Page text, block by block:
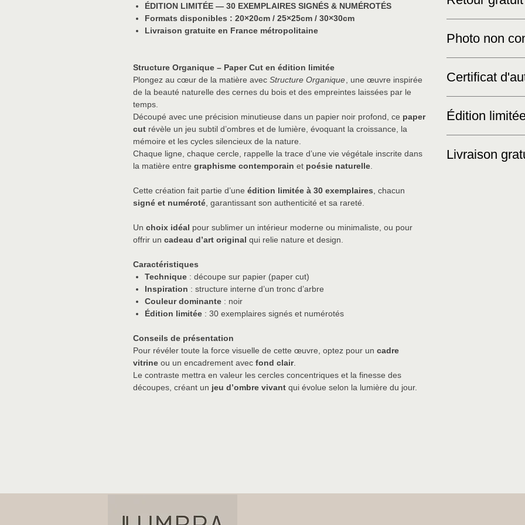
ÉDITION LIMITÉE — 30 EXEMPLAIRES SIGNÉS & NUMÉROTÉS
Formats disponibles : 20×20cm / 25×25cm / 30×30cm
Livraison gratuite en France métropolitaine
Structure Organique – Paper Cut en édition limitée
Plongez au cœur de la matière avec Structure Organique, une œuvre inspirée
de la beauté naturelle des cernes du bois et des empreintes laissées par le
temps.
Découpé avec une précision minutieuse dans un papier noir profond, ce paper
cut révèle un jeu subtil d’ombres et de lumière, évoquant la croissance, la
mémoire et les cycles silencieux de la nature.
Chaque ligne, chaque cercle, rappelle la trace d’une vie végétale inscrite dans
la matière entre graphisme contemporain et poésie naturelle.
Cette création fait partie d’une édition limitée à 30 exemplaires, chacun
signé et numéroté, garantissant son authenticité et sa rareté.
Un choix idéal pour sublimer un intérieur moderne ou minimaliste, ou pour
offrir un cadeau d’art original qui relie nature et design.
Caractéristiques
Technique : découpe sur papier (paper cut)
Inspiration : structure interne d’un tronc d’arbre
Couleur dominante : noir
Édition limitée : 30 exemplaires signés et numérotés
Conseils de présentation
Pour révéler toute la force visuelle de cette œuvre, optez pour un cadre
vitrine ou un encadrement avec fond clair.
Le contraste mettra en valeur les cercles concentriques et la finesse des
découpes, créant un jeu d’ombre vivant qui évolue selon la lumière du jour.
Photo non
indicatif seulement.
leur charme unique.
Certificat
garantissant la
Édition
Livraison